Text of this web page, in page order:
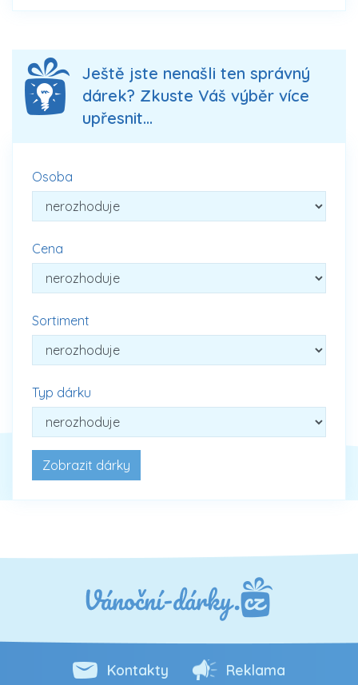
Ještě jste nenašli ten správný
dárek? Zkuste Váš výběr více
upřesnit...
Osoba
Cena
Sortiment
Typ dárku
Kontakty
Reklama